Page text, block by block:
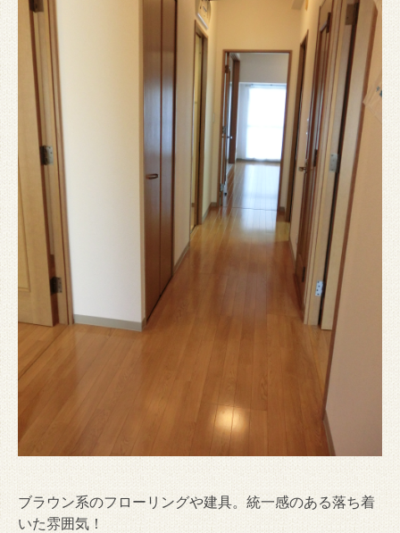
ブラウン系のフローリングや建具。統一感のある落ち着
いた雰囲気！